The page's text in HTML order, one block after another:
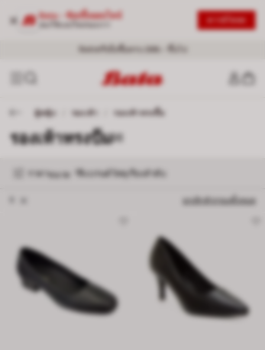
Bata - ช้อปปิ้งออนไลน์
จัดส่งฟรีเมื่อซื้อครบ 399.- ขึ้นไป
ผู้หญิง รองเท้า รองเท้าทรงปั๊ม
รองเท้าทรงปั๊ม[2]
ราคา ขนาด สี แบรนด์ วัสดุเรียงลำดับ
ลบตัวกรอง 5 ยกเลิกตัวกรองทั้งหมด